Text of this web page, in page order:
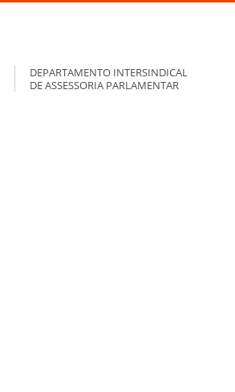
DEPARTAMENTO INTERSINDICAL
DE ASSESSORIA PARLAMENTAR